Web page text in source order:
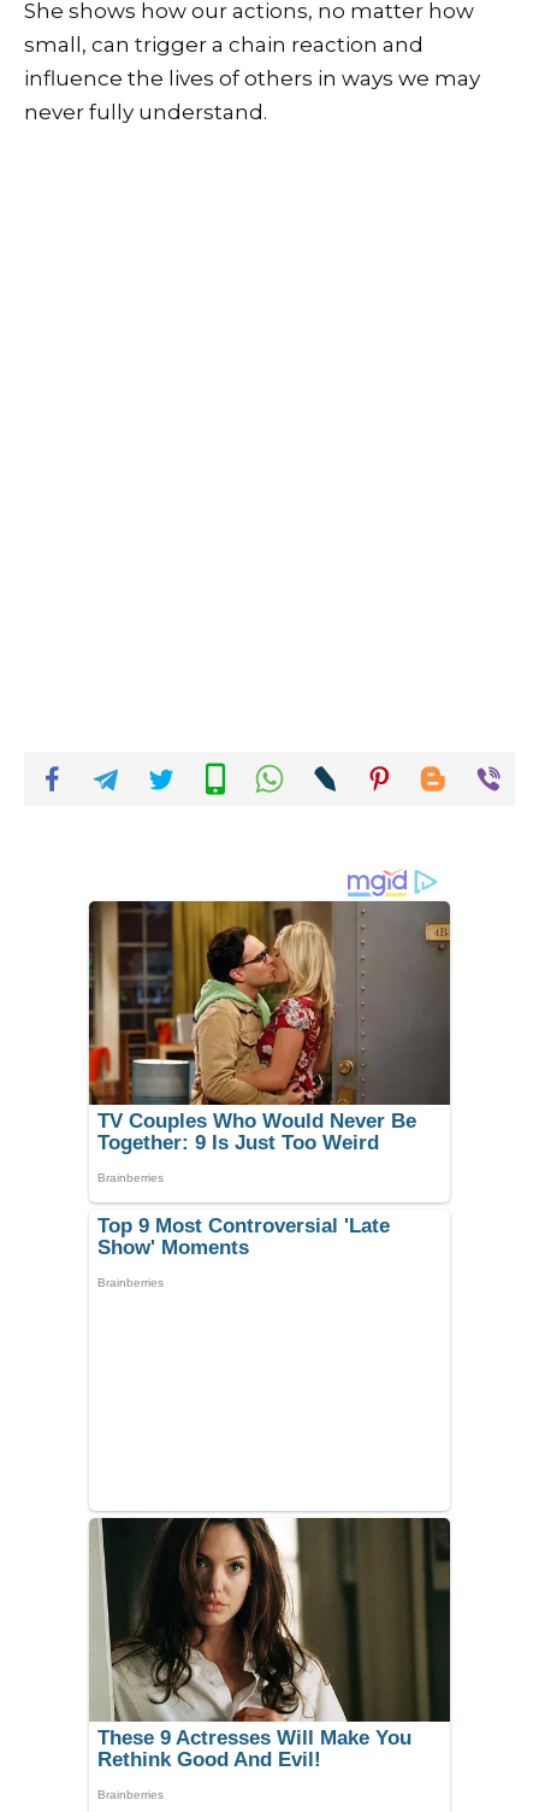
She shows how our actions, no matter how
small, can trigger a chain reaction and
influence the lives of others in ways we may
never fully understand.